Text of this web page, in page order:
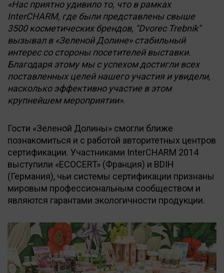
«Нас приятно удивило то, что в рамках
InterCHARM, где были представлены свыше
3500 косметических брендов, "Dvorec Trebnik"
вызывал в «Зеленой Долине» стабильный
интерес со стороны посетителей выставки.
Благодаря этому мы с успехом достигли всех
поставленных целей нашего участия и увидели,
насколько эффективно участие в этом
крупнейшем мероприятии».
Гости «Зеленой Долины» смогли ближе
познакомиться и с работой авторитетных центров
сертификации. Участниками InterCHARM 2014
выступили «ECOCERT» (Франция) и BDIH
(Германия), чьи системы сертификации признаны
мировым профессиональным сообществом и
являются гарантами экологичности продукции.